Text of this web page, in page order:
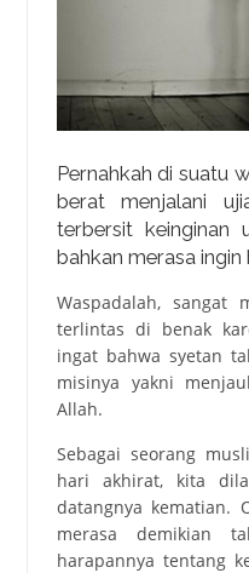
Pernahkah di suatu
berat menjalani
terbersit keinginan
bahkan merasa ingin
Waspadalah, sangat
terlintas di benak
ingat bahwa syetan
misinya yakni
Allah.
Sebagai seorang
hari akhirat, kita
datangnya kematian.
merasa demikian
harapannya tentang